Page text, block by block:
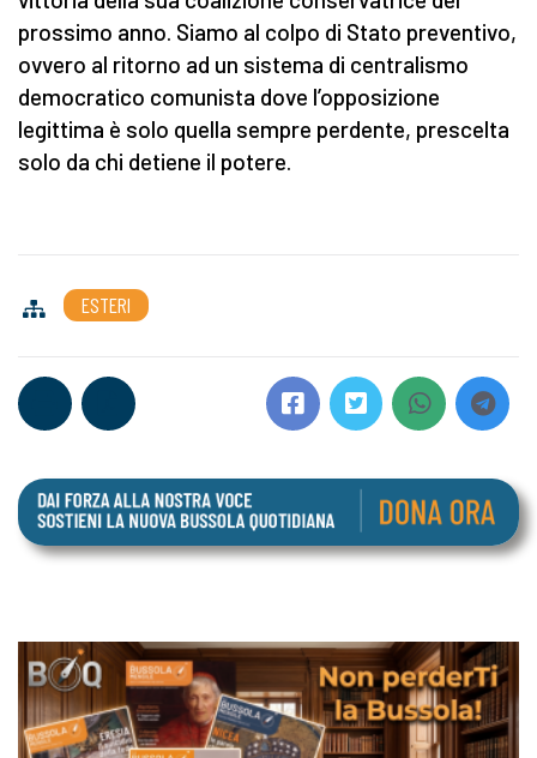
prossimo anno. Siamo al colpo di Stato preventivo,
ovvero al ritorno ad un sistema di centralismo
democratico comunista dove l’opposizione
legittima è solo quella sempre perdente, prescelta
solo da chi detiene il potere.
ESTERI